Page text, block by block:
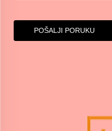
POŠALJI PORUKU